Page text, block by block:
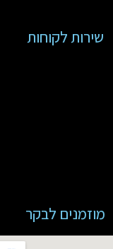
שירות לקוחות
מוזמנים לבקר